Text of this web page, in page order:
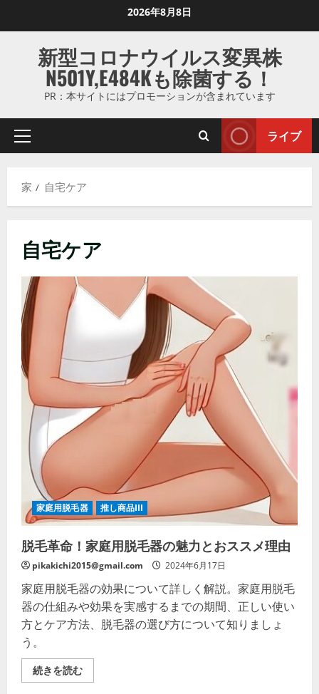
ス
ッ
ま
2026年8月8日
新型コロナウイルス変異株
N501Y,E484Kも除菌する！
PR：本サイトにはプロモーションが含まれています
プ
マ
ニ
ュ
ー
ライブ
家 自宅ケア
自宅ケア
家庭用脱毛器 推し商品III
脱毛革命！家庭用脱毛器の魅力とおススメ理由
pikakichi2015@gmail.com 2024年6月17日
家庭用脱毛器の効果について詳しく解説。家庭用脱毛
器の仕組みや効果を実感するまでの期間、正しい使い
方とケア方法、脱毛器の選び方について知りましょ
う。
続きを読む脱
毛